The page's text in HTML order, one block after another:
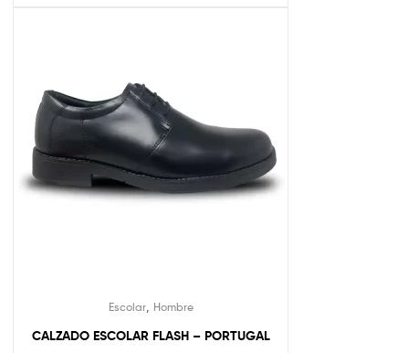
Escolar, Hombre
CALZADO ESCOLAR FLASH – PORTUGAL